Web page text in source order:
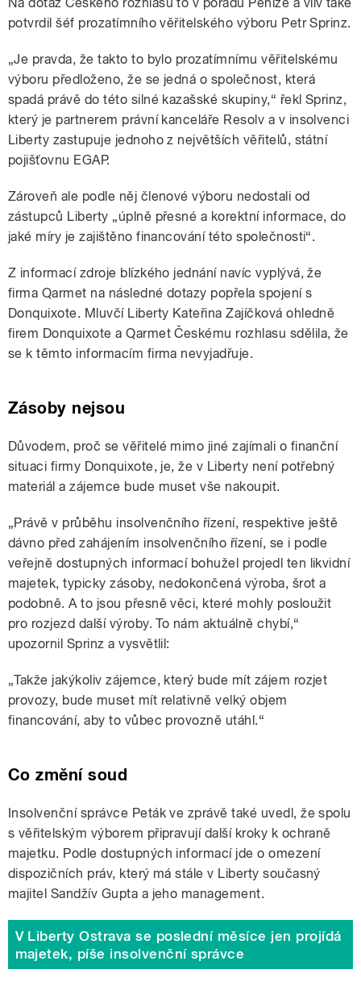
potvrdil šéf prozatímního věřitelského výboru Petr Sprinz.
„Je pravda, že takto to bylo prozatímnímu věřitelskému
výboru předloženo, že se jedná o společnost, která
spadá právě do této silné kazašské skupiny,“ řekl Sprinz,
který je partnerem právní kanceláře Resolv a v insolvenci
Liberty zastupuje jednoho z největších věřitelů, státní
pojišťovnu EGAP.
Zároveň ale podle něj členové výboru nedostali od
zástupců Liberty „úplně přesné a korektní informace, do
jaké míry je zajištěno financování této společnosti“.
Z informací zdroje blízkého jednání navíc vyplývá, že
firma Qarmet na následné dotazy popřela spojení s
Donquixote. Mluvčí Liberty Kateřina Zajíčková ohledně
firem Donquixote a Qarmet Českému rozhlasu sdělila, že
se k těmto informacím firma nevyjadřuje.
Zásoby nejsou
Důvodem, proč se věřitelé mimo jiné zajímali o finanční
situaci firmy Donquixote, je, že v Liberty není potřebný
materiál a zájemce bude muset vše nakoupit.
„Právě v průběhu insolvenčního řízení, respektive ještě
dávno před zahájením insolvenčního řízení, se i podle
veřejně dostupných informací bohužel projedl ten likvidní
majetek, typicky zásoby, nedokončená výroba, šrot a
podobně. A to jsou přesně věci, které mohly posloužit
pro rozjezd další výroby. To nám aktuálně chybí,“
upozornil Sprinz a vysvětlil:
„Takže jakýkoliv zájemce, který bude mít zájem rozjet
provozy, bude muset mít relativně velký objem
financování, aby to vůbec provozně utáhl.“
Co změní soud
Insolvenční správce Peták ve zprávě také uvedl, že spolu
s věřitelským výborem připravují další kroky k ochraně
majetku. Podle dostupných informací jde o omezení
dispozičních práv, který má stále v Liberty současný
majitel Sandžív Gupta a jeho management.
V Liberty Ostrava se poslední měsíce jen projídá
majetek, píše insolvenční správce